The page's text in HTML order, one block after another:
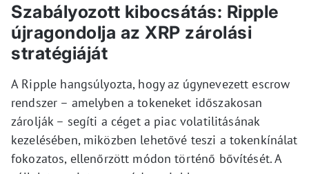
Szabályozott kibocsátás: Ripple
újragondolja az XRP zárolási
stratégiáját
A Ripple hangsúlyozta, hogy az úgynevezett escrow
rendszer – amelyben a tokeneket időszakosan
zárolják – segíti a céget a piac volatilitásának
kezelésében, miközben lehetővé teszi a tokenkínálat
fokozatos, ellenőrzött módon történő bővítését. A